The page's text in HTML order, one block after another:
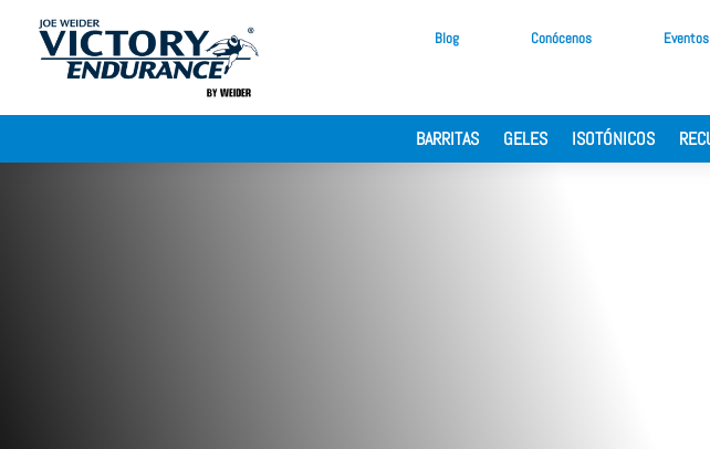
Blog Conócenos Eventos
BARRITAS GELES ISOTÓNICOS